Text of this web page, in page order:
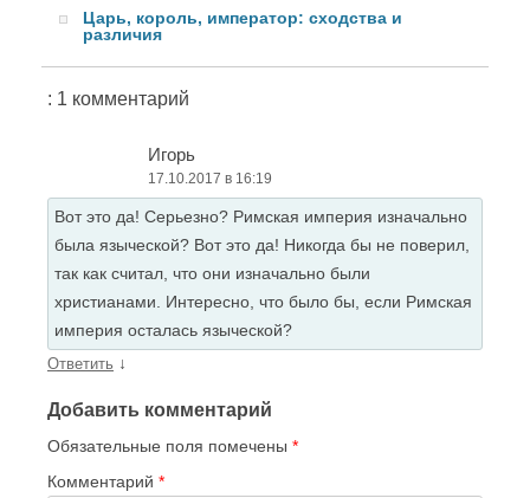
Царь, король, император: сходства и
различия
: 1 комментарий
Игорь
17.10.2017 в 16:19
Вот это да! Серьезно? Римская империя изначально
была языческой? Вот это да! Никогда бы не поверил,
так как считал, что они изначально были
христианами. Интересно, что было бы, если Римская
империя осталась языческой?
Ответить ↓
Добавить комментарий
Обязательные поля помечены *
Комментарий *